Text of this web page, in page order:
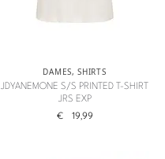
DAMES,SHIRTS
JDYANEMONE S/S PRINTED T-SHIRT
JRS EXP
€ 19,99